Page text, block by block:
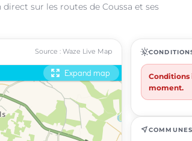
sur les routes de Coussa et ses
Source : Waze Live Map routine
Conditions
moment.
near_me